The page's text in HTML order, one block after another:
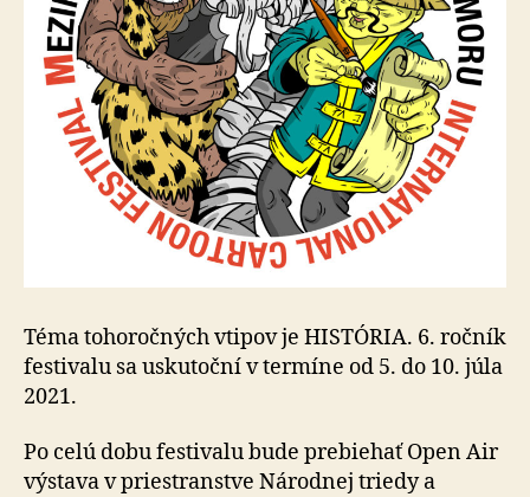
Téma tohoročných vtipov je HISTÓRIA. 6. ročník
festivalu sa uskutoční v termíne od 5. do 10. júla
2021.
Po celú dobu festivalu bude prebiehať Open Air
výstava v priestranstve Národnej triedy a